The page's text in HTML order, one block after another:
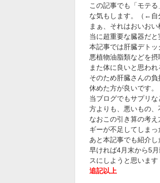
この記事でも「モテ
な気もします。（←自
まぁ、それはおいお
当に超重要な臓器だと
本記事では肝臓デト
悪植物油脂類などを摂
また体に良いと思わ
そのため肝臓さんの
休めた方が良いです。
当ブログでもサプリ
方よりも、悪いもの、
なおこの引き算の考
ギーが不足してしまっ
あと本記事でも紹介し
早ければ4月末から5
スにしようと思います
追記以上